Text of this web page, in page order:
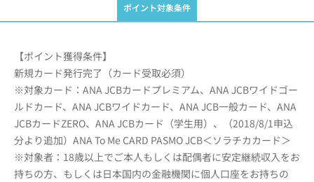
ポイント対象条件
【ポイント獲得条件】
新規カード発行完了（カード受取必須）
※対象カード：ANA JCBカードプレミアム、ANA JCBワイドゴー
ルドカード、ANA JCBワイドカード、ANA JCB一般カード、ANA
JCBカードZERO、ANA JCBカード（学生用）、（2018/8/1申込
分より追加）ANA To Me CARD PASMO JCB＜ソラチカカード＞
※対象者：18歳以上でご本人もしくは配偶者に安定継続収入をお
持ちの方、もしくは日本国内の金融機関に個人口座をお持ちの